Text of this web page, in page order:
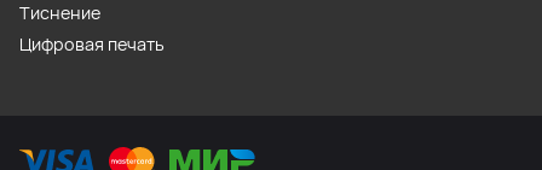
Тиснение
Цифровая печать